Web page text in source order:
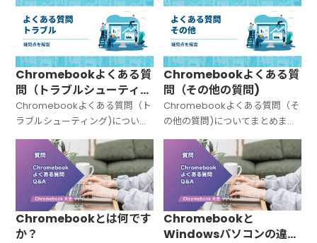
Chromebookよくある質
問（トラブルシューティン
グ)
Chromebookよくある質問（ト
ラブルシューティング)について
まとめました。
Chromebookよくある質
問（その他の質問)
Chromebookよくある質問（そ
の他の質問)についてまとめまし
た。
Chromebookとは何です
か？
Chromebookと
Windowsパソコンの違い